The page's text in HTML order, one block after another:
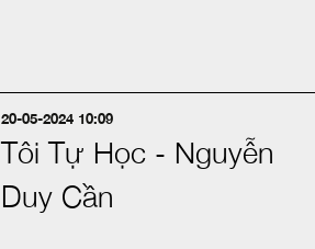
20-05-2024 10:09
Tôi Tự Học - Nguyễn
Duy Cần